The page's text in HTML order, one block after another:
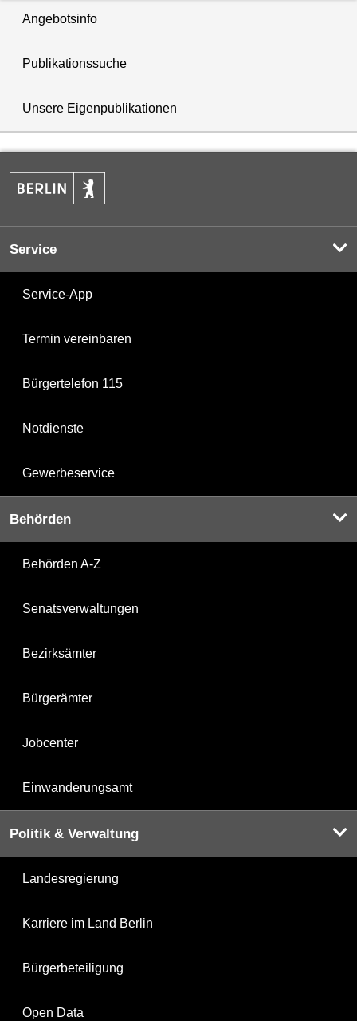
Angebotsinfo
Publikationssuche
Unsere Eigenpublikationen
Service
Service-App
Termin vereinbaren
Bürgertelefon 115
Notdienste
Gewerbeservice
Behörden
Behörden A-Z
Senatsverwaltungen
Bezirksämter
Bürgerämter
Jobcenter
Einwanderungsamt
Politik & Verwaltung
Landesregierung
Karriere im Land Berlin
Bürgerbeteiligung
Open Data